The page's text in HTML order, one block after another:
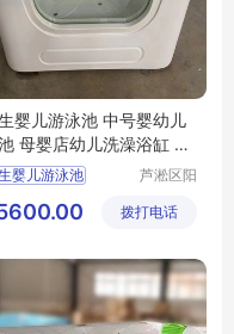
婴儿游泳池 中号婴幼儿
母婴店幼儿洗澡浴缸 水
备
婴儿游泳池
店幼儿洗澡浴缸
芦淞区阳
童游泳馆
拨打电话